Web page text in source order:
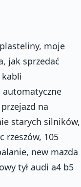
moje
jak sprzedać
kabli
na
starych silników,
rzeszów, 105
new mazda
tył audi a4 b5